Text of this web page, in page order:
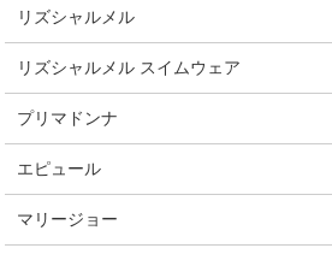
リズシャルメル
リズシャルメル スイムウェア
プリマドンナ
エピュール
マリージョー